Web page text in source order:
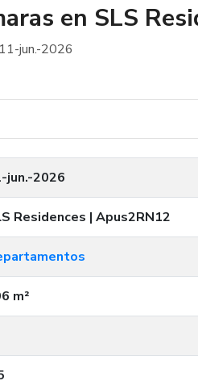
en SLS
11-jun.-2026
jun.-2026
Residences | Apus2RN12
m²